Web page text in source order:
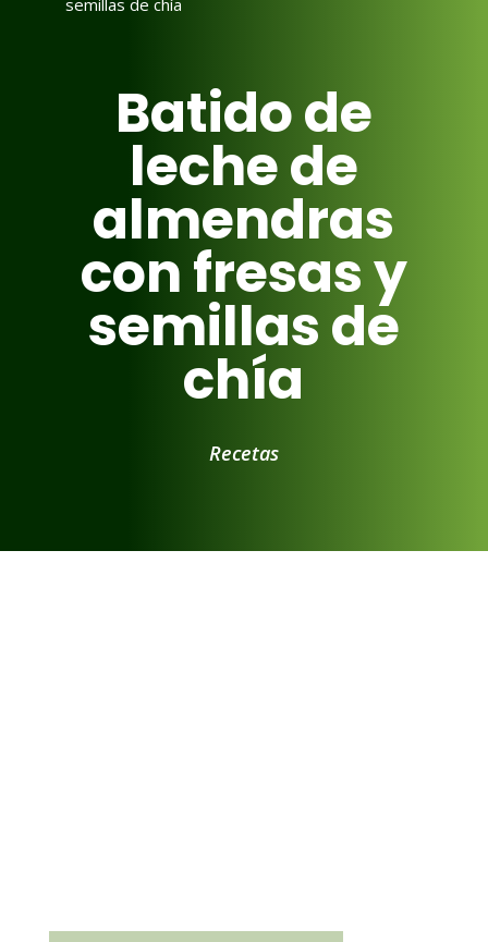
semillas de chía
Batido de
leche de
almendras
con fresas y
semillas de
chía
Recetas